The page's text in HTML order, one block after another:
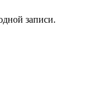
записи.